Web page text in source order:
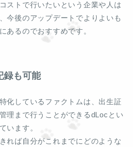
ストで行いたいという企業や人は
今後のアップデートでよりよいも
あるのでおすすめです。
も可能
化しているファクトムは、出生証
理まで行うことができるdLocとい
います。
れば自分がこれまでにどのような